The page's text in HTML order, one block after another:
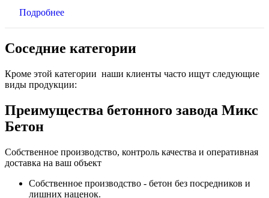
Подробнее
Соседние категории
Кроме этой категории наши клиенты часто ищут следующие
виды продукции:
Преимущества бетонного завода Микс
Бетон
Собственное производство, контроль качества и оперативная
доставка на ваш объект
Собственное производство - бетон без посредников и
лишних наценок.